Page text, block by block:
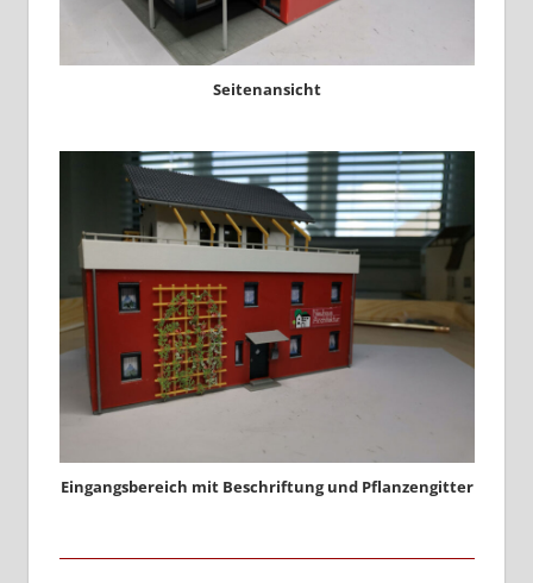
Seitenansicht
Eingangsbereich mit Beschriftung und Pflanzengitter